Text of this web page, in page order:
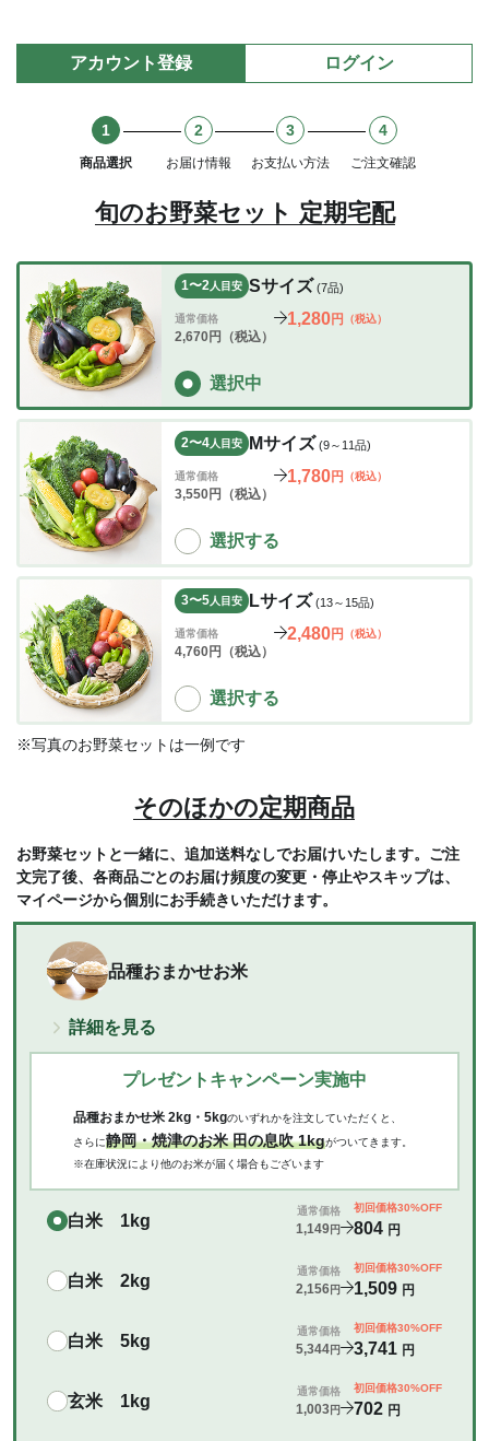
アカウント登録 ログイン
1
商品選択
2
お届け情報
3
お支払い方法
4
ご注文確認
旬のお野菜セット 定期宅配
1〜2 人目安 Sサイズ (7品)
通常価格
2,670円（税込）
1,280円 （税込）
選択中
2〜4人目安 Mサイズ (9～11品)
通常価格
3,550円（税込）
1,780円 （税込）
選択する
3〜5人目安 Lサイズ (13～15品)
通常価格
4,760円（税込）
2,480円 （税込）
選択する
※写真のお野菜セットは一例です
そのほかの定期商品
お野菜セットと一緒に、追加送料なしでお届けいたします。 ご注
文完了後、各商品ごとのお届け頻度の変更・停止やスキップは、
マイページから個別にお手続きいただけます。
品種おまかせお米
詳細を見る
プレゼントキャンペーン実施中
品種おまかせ米 2kg・5kgのいずれかを注文していただくと、
さらに静岡・焼津のお米 田の息吹 1kgがついてきます。
※在庫状況により他のお米が届く場合もございます
白米 1kg
通常価格
1,149円
初回価格30%OFF
804 円
白米 2kg
通常価格
2,156円
初回価格30%OFF
1,509 円
白米 5kg
通常価格
5,344円
初回価格30%OFF
3,741 円
玄米 1kg
通常価格
1,003円
初回価格30%OFF
702 円